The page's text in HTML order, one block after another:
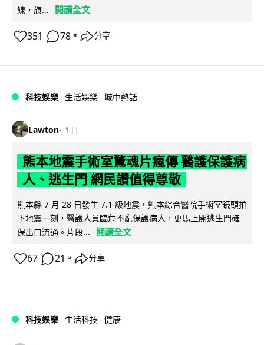
線，旗...
閱讀全文
351 78 ↗ 分享
科技娛樂 生活娛樂 城中熱話
Lawton 1 日
熊本地震手術室驚魂片瘋傳 醫護保護病
人、逃生門 網民讚值得尊敬
熊本縣 7 月 28 日發生 7.1 級地震，熊本綜合醫院手術室鏡頭拍
下地震一刻，醫護人員臨危不亂保護病人，更馬上開逃生門確
保出口流通。片段...
閱讀全文
67 21 ↗ 分享
科技娛樂 生活科技 健康